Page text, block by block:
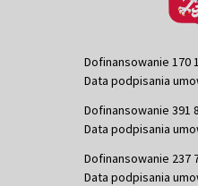
Dofinansowanie 170
Data podpisania
Dofinansowanie 391
Data podpisania
Dofinansowanie 237
Data podpisania